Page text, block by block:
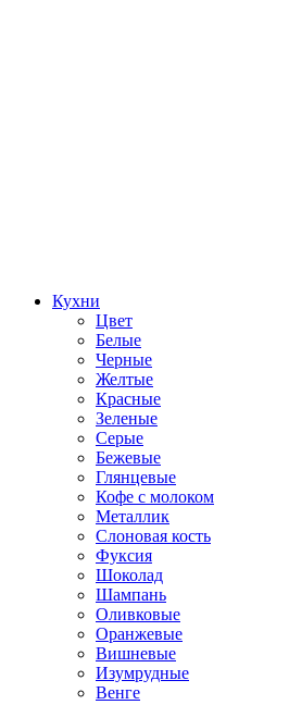
Кухни
Цвет
Белые
Черные
Желтые
Красные
Зеленые
Серые
Бежевые
Глянцевые
Кофе с молоком
Металлик
Слоновая кость
Фуксия
Шоколад
Шампань
Оливковые
Оранжевые
Вишневые
Изумрудные
Венге